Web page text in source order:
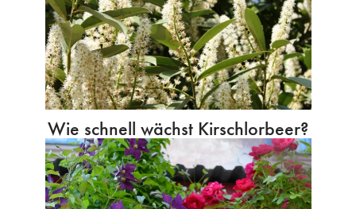
Wie schnell wächst Kirschlorbeer?